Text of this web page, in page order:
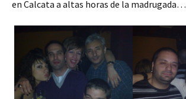
en Calcata a altas horas de la madrugada…